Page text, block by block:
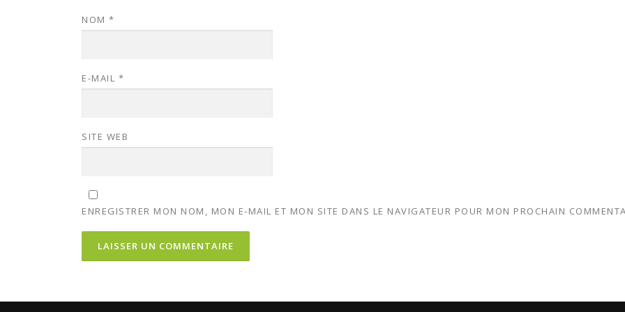
NOM *
E-MAIL *
SITE WEB
ENREGISTRER MON NOM, MON E-MAIL ET MON SITE DANS LE NAVIGATEUR POUR MON PROCHAIN